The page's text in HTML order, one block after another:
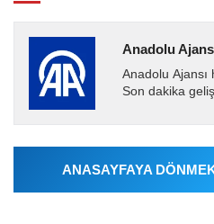
Anadolu
Anadolu Ajansı
Son dakika
Ajansı
ANASAYFAYA